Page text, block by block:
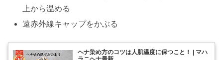
上から温める
遠赤外線キャップをかぶる
ヘナ染め方のコツは人肌温度に保つこと！ | マハ